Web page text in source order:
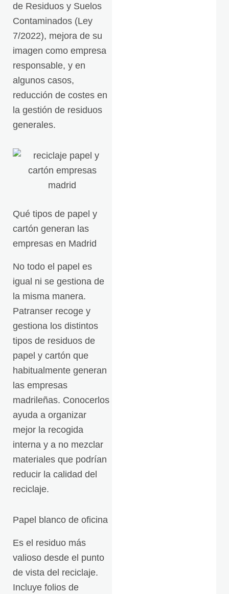
de Residuos y Suelos
Contaminados (Ley
7/2022), mejora de su
imagen como empresa
responsable, y en
algunos casos,
reducción de costes en
la gestión de residuos
generales.
Qué tipos de papel y
cartón generan las
empresas en Madrid
No todo el papel es
igual ni se gestiona de
la misma manera.
Patranser recoge y
gestiona los distintos
tipos de residuos de
papel y cartón que
habitualmente generan
las empresas
madrileñas. Conocerlos
ayuda a organizar
mejor la recogida
interna y a no mezclar
materiales que podrían
reducir la calidad del
reciclaje.
Papel blanco de oficina
Es el residuo más
valioso desde el punto
de vista del reciclaje.
Incluye folios de